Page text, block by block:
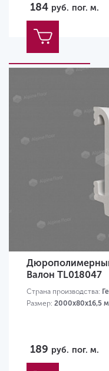
184 руб. пог. м.
Валон TL018047
Страна производства:
Размер: 2000х80x16,5
189 руб. пог. м.